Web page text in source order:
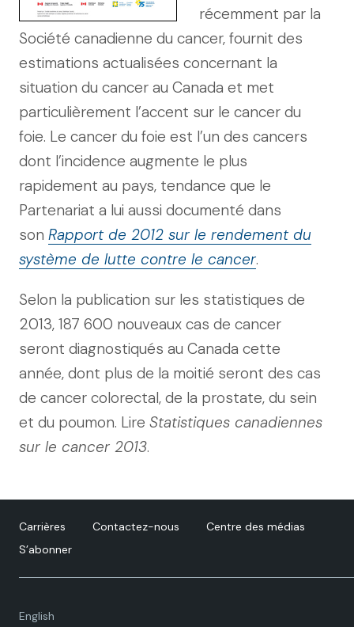
récemment par la
Société canadienne du cancer, fournit des
estimations actualisées concernant la
situation du cancer au Canada et met
particulièrement l’accent sur le cancer du
foie. Le cancer du foie est l’un des cancers
dont l’incidence augmente le plus
rapidement au pays, tendance que le
Partenariat a lui aussi documenté dans
son Rapport de 2012 sur le rendement du
système de lutte contre le cancer.
Selon la publication sur les statistiques de
2013, 187 600 nouveaux cas de cancer
seront diagnostiqués au Canada cette
année, dont plus de la moitié seront des cas
de cancer colorectal, de la prostate, du sein
et du poumon. Lire Statistiques canadiennes
sur le cancer 2013.
Carrières Contactez-nous
Centre des médias
S’abonner
English
Language